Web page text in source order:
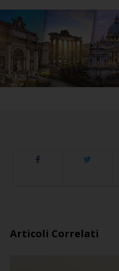
Articoli Correlati